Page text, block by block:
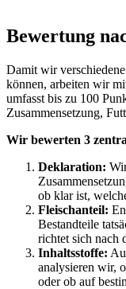
Bewertung
Damit wir
können, arbeiten wir
umfasst bis zu 100
Zusammensetzung,
Wir bewerten 3
Deklaration:
ob klar ist,
Fleischanteil:
Bestandteile
richtet sich nach
Inhaltsstoffe:
analysieren wir,
oder ob auf